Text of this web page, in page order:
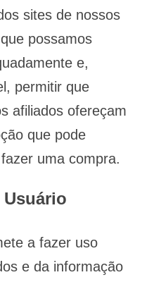
sites de nossos
possamos
e,
permitir que
afiliados ofereçam
que pode
uma compra.
a fazer uso
e da informação